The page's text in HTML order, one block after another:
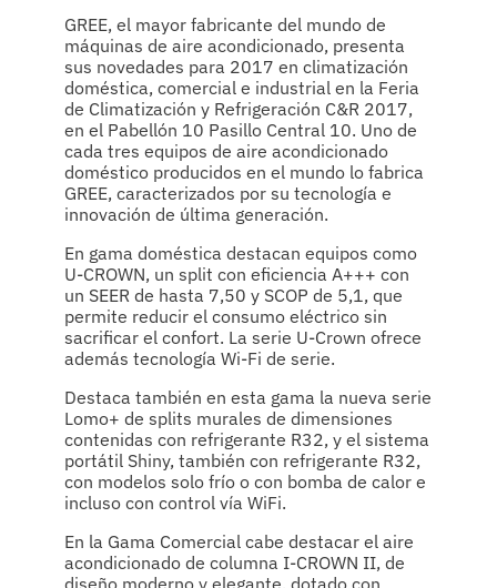
GREE, el mayor fabricante del mundo de
máquinas de aire acondicionado, presenta
sus novedades para 2017 en climatización
doméstica, comercial e industrial en la Feria
de Climatización y Refrigeración C&R 2017,
en el Pabellón 10 Pasillo Central 10. Uno de
cada tres equipos de aire acondicionado
doméstico producidos en el mundo lo fabrica
GREE, caracterizados por su tecnología e
innovación de última generación.
En gama doméstica destacan equipos como
U-CROWN, un split con eficiencia A+++ con
un SEER de hasta 7,50 y SCOP de 5,1, que
permite reducir el consumo eléctrico sin
sacrificar el confort. La serie U-Crown ofrece
además tecnología Wi-Fi de serie.
Destaca también en esta gama la nueva serie
Lomo+ de splits murales de dimensiones
contenidas con refrigerante R32, y el sistema
portátil Shiny, también con refrigerante R32,
con modelos solo frío o con bomba de calor e
incluso con control vía WiFi.
En la Gama Comercial cabe destacar el aire
acondicionado de columna I-CROWN II, de